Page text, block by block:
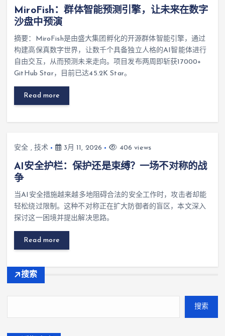
MiroFish：群体智能预测引擎，让未来在数字
沙盘中预演
摘要：MiroFish是由盛大集团孵化的开源群体智能引擎，通过
构建高保真数字世界，让数千个具备独立人格的AI智能体进行
自由交互，从而预测未来走向。项目发布两周即斩获17000+
GitHub Star，目前已达45.2K Star。
Read more
安全 , 技术 3月 11, 2026 406 views
AI安全护栏：保护还是束缚？一场不对称的战
争
当AI安全措施越来越多地阻碍合法的安全工作时，攻击者却能
轻松绕过限制。这种不对称正在扩大防御者的盲区，本文深入
探讨这一困境并提出解决思路。
Read more
搜索
搜索